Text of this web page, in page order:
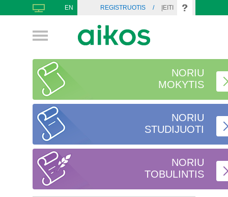
EN REGISTRUOTIS / ĮEITI
NORIU
MOKYTIS
NORIU
STUDIJUOTI
NORIU
TOBULINTIS